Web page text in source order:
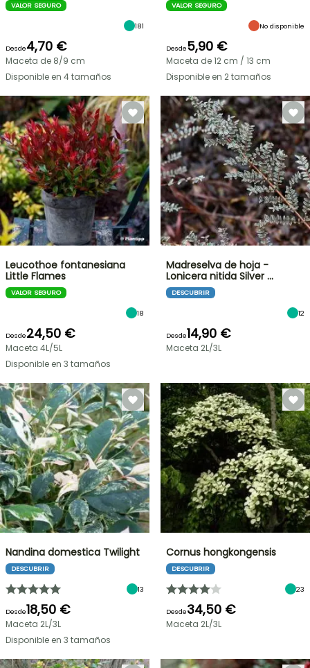
VALOR SEGURO
181
Desde4,70 €
Maceta de 8/9 cm
Disponible en 4 tamaños
VALOR SEGURO
No disponible
Desde5,90 €
Maceta de 12 cm / 13 cm
Disponible en 2 tamaños
Leucothoe fontanesiana
Little Flames
VALOR SEGURO
18
Desde24,50 €
Maceta 4L/5L
Disponible en 3 tamaños
Madreselva de hoja -
Lonicera nitida Silver …
DESCUBRIR
12
Desde14,90 €
Maceta 2L/3L
Nandina domestica Twilight
DESCUBRIR
13
Desde18,50 €
Maceta 2L/3L
Disponible en 3 tamaños
Cornus hongkongensis
DESCUBRIR
23
Desde34,50 €
Maceta 2L/3L